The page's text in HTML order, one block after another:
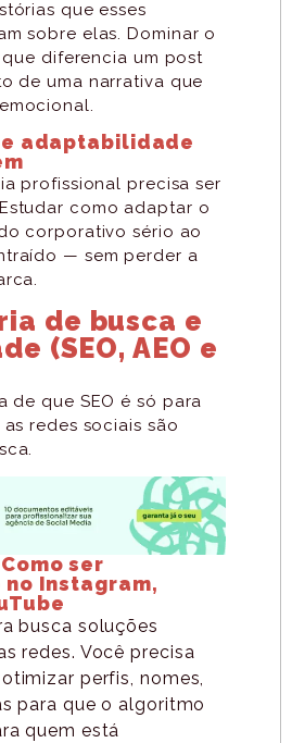
que esses
sobre elas. Dominar o
diferencia um post
de uma narrativa que
e adaptabilidade
profissional precisa ser
como adaptar o
corporativo sério ao
— sem perder a
de busca e
(SEO, AEO e
de que SEO é só para
redes sociais são
ser
Instagram,
busca soluções
redes. Você precisa
perfis, nomes,
para que o algoritmo
quem está